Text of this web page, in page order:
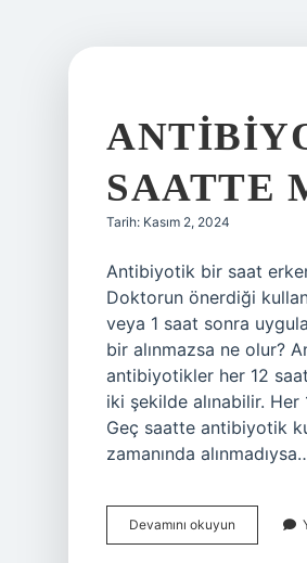
SAATTE
Tarih: Kasım 2, 2024
Antibiyotik bir saat
Doktorun önerdiği
veya 1 saat sonra
bir alınmazsa ne olur?
antibiyotikler her 12
iki şekilde alınabilir.
Geç saatte antibiyotik
zamanında
Devamını okuyun
Neden